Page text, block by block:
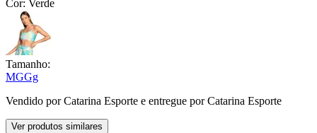
Cor: Verde
Tamanho:
MGGg
Vendido porCatarina Esporte e entregue por Catarina Esporte
Ver produtos similares